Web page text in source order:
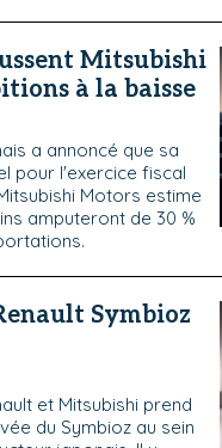
Mitsubishi
à la baisse
a annoncé que sa
pour l'exercice fiscal
Motors estime
amputeront de 30 %
Symbioz
et Mitsubishi prend
du Symbioz au sein